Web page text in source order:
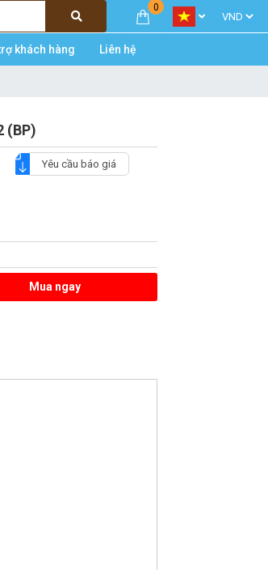
0
khách hàng Liên hệ
(BP)
Yêu cầu báo giá
Mua ngay